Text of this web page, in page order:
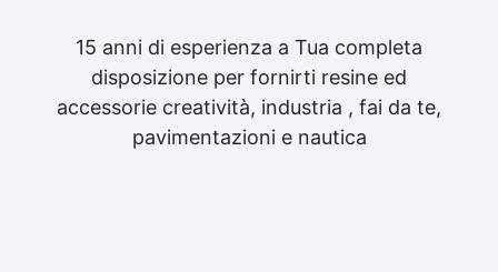
15 anni di esperienza a Tua completa
disposizione per fornirti resine ed
accessorie creatività, industria , fai da te,
pavimentazioni e nautica